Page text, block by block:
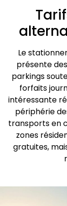
Le
présente
parkings
forfaits
intéressante
périphérie
transports en
zones
gratuites,